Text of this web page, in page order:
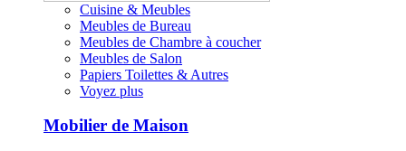
Cuisine & Meubles
Meubles de Bureau
Meubles de Chambre à coucher
Meubles de Salon
Papiers Toilettes & Autres
Voyez plus
Mobilier de Maison